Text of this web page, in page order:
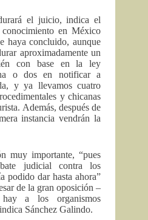
el juicio, indica el
en México
haya concluido, aunque
aproximadamente un
con base en la ley
o dos en notificar a
y ya llevamos cuatro
y chicanas
Además, después de
instancia vendrán la
muy importante, “pues
judicial contra los
podido dar hasta ahora”
de la gran oposición –
a los organismos
Sánchez Galindo.